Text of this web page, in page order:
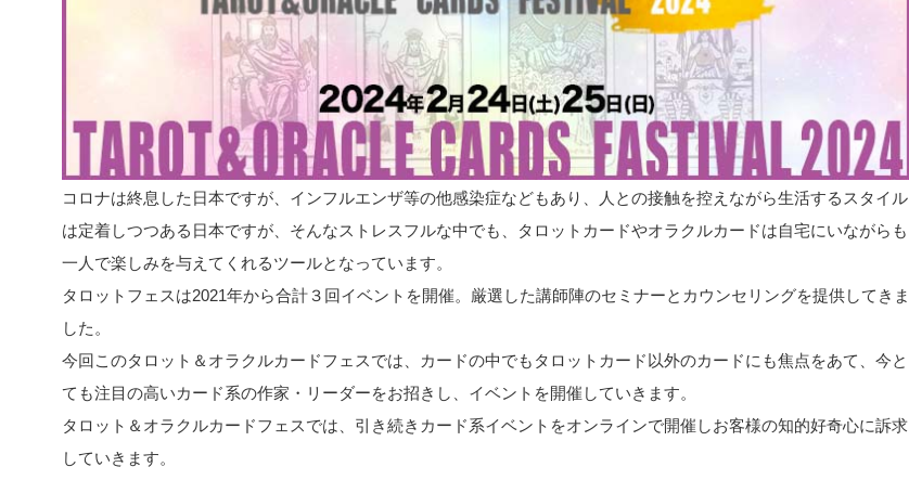
コロナは終息した日本ですが、インフルエンザ等の他感染症などもあり、人との接触を控えながら生活するスタイル
は定着しつつある日本ですが、そんなストレスフルな中でも、タロットカードやオラクルカードは自宅にいながらも
一人で楽しみを与えてくれるツールとなっています。
タロットフェスは2021年から合計３回イベントを開催。厳選した講師陣のセミナーとカウンセリングを提供してきま
した。
今回このタロット＆オラクルカードフェスでは、カードの中でもタロットカード以外のカードにも焦点をあて、今と
ても注目の高いカード系の作家・リーダーをお招きし、イベントを開催していきます。
タロット＆オラクルカードフェスでは、引き続きカード系イベントをオンラインで開催しお客様の知的好奇心に訴求
していきます。